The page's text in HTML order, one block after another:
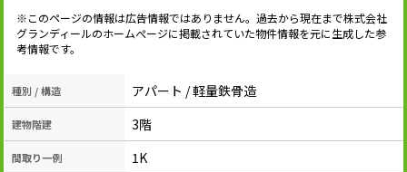
※このページの情報は広告情報ではありません。過去から現在まで株式会社
グランディールのホームぺージに掲載されていた物件情報を元に生成した参
考情報です。
種別 / 構造 アパート / 軽量鉄骨造
建物階建 3階
間取り一例 1K